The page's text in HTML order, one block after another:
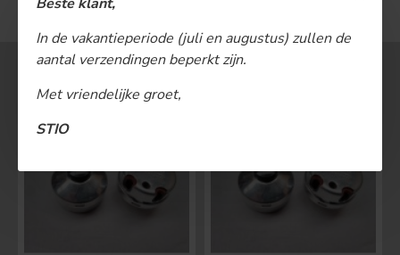
In de vakantieperiode (juli en augustus) zullen de
aantal verzendingen beperkt zijn.
Met vriendelijke groet,
STIO
U bent aan het einde van de lijst gekomen.
MEEST BEKEKEN